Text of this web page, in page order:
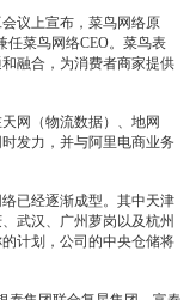
议上宣布，菜鸟网络原
任菜鸟网络CEO。菜鸟表
融合，为消费者商家提供
网（物流数据）、地网
发力，并与阿里电商业务
已经逐渐成型。其中天津
武汉、广州萝岗以及杭州
计划，公司的中央仓储将